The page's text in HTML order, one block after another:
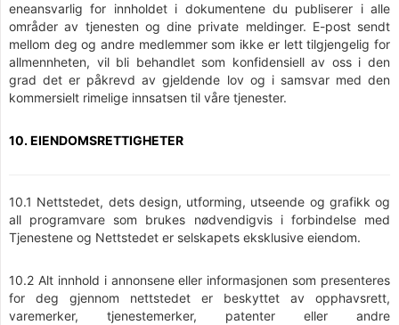
eneansvarlig for innholdet i dokumentene du publiserer i alle
områder av tjenesten og dine private meldinger. E-post sendt
mellom deg og andre medlemmer som ikke er lett tilgjengelig for
allmennheten, vil bli behandlet som konfidensiell av oss i den
grad det er påkrevd av gjeldende lov og i samsvar med den
kommersielt rimelige innsatsen til våre tjenester.
10. EIENDOMSRETTIGHETER
10.1 Nettstedet, dets design, utforming, utseende og grafikk og
all programvare som brukes nødvendigvis i forbindelse med
Tjenestene og Nettstedet er selskapets eksklusive eiendom.
10.2 Alt innhold i annonsene eller informasjonen som presenteres
for deg gjennom nettstedet er beskyttet av opphavsrett,
varemerker, tjenestemerker, patenter eller andre